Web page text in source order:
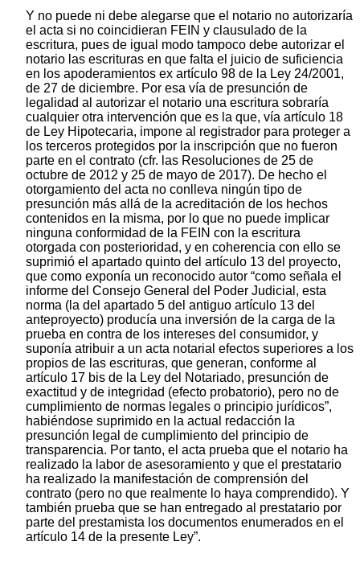
Y no puede ni debe alegarse que el notario no autorizaría
el acta si no coincidieran FEIN y clausulado de la
escritura, pues de igual modo tampoco debe autorizar el
notario las escrituras en que falta el juicio de suficiencia
en los apoderamientos ex artículo 98 de la Ley 24/2001,
de 27 de diciembre. Por esa vía de presunción de
legalidad al autorizar el notario una escritura sobraría
cualquier otra intervención que es la que, vía artículo 18
de Ley Hipotecaria, impone al registrador para proteger a
los terceros protegidos por la inscripción que no fueron
parte en el contrato (cfr. las Resoluciones de 25 de
octubre de 2012 y 25 de mayo de 2017). De hecho el
otorgamiento del acta no conlleva ningún tipo de
presunción más allá de la acreditación de los hechos
contenidos en la misma, por lo que no puede implicar
ninguna conformidad de la FEIN con la escritura
otorgada con posterioridad, y en coherencia con ello se
suprimió el apartado quinto del artículo 13 del proyecto,
que como exponía un reconocido autor “como señala el
informe del Consejo General del Poder Judicial, esta
norma (la del apartado 5 del antiguo artículo 13 del
anteproyecto) producía una inversión de la carga de la
prueba en contra de los intereses del consumidor, y
suponía atribuir a un acta notarial efectos superiores a los
propios de las escrituras, que generan, conforme al
artículo 17 bis de la Ley del Notariado, presunción de
exactitud y de integridad (efecto probatorio), pero no de
cumplimiento de normas legales o principio jurídicos”,
habiéndose suprimido en la actual redacción la
presunción legal de cumplimiento del principio de
transparencia. Por tanto, el acta prueba que el notario ha
realizado la labor de asesoramiento y que el prestatario
ha realizado la manifestación de comprensión del
contrato (pero no que realmente lo haya comprendido). Y
también prueba que se han entregado al prestatario por
parte del prestamista los documentos enumerados en el
artículo 14 de la presente Ley”.